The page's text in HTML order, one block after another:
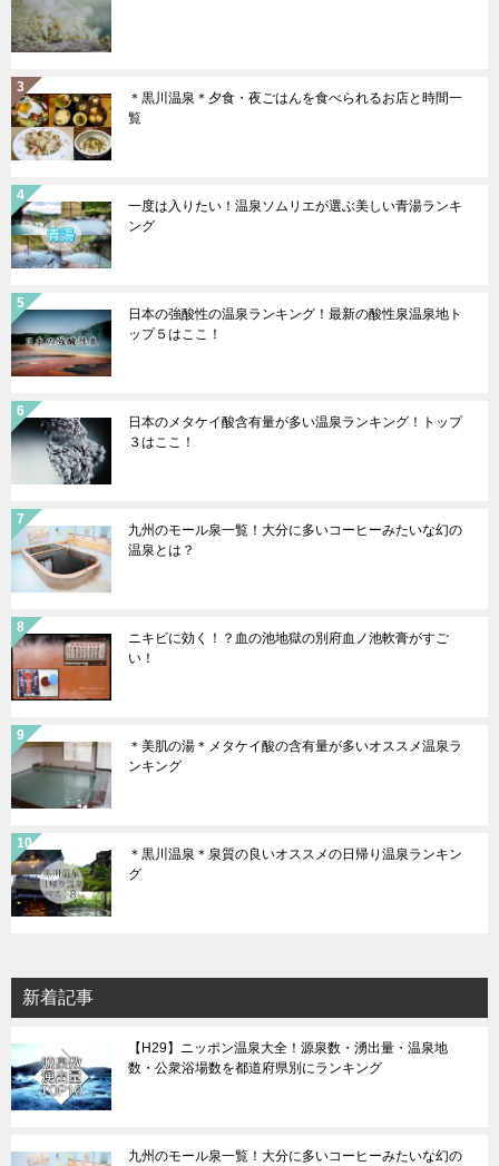
＊黒川温泉＊夕食・夜ごはんを食べられるお店と時間一
覧
一度は入りたい！温泉ソムリエが選ぶ美しい青湯ランキ
ング
日本の強酸性の温泉ランキング！最新の酸性泉温泉地ト
ップ５はここ！
日本のメタケイ酸含有量が多い温泉ランキング！トップ
３はここ！
九州のモール泉一覧！大分に多いコーヒーみたいな幻の
温泉とは？
ニキビに効く！？血の池地獄の別府血ノ池軟膏がすご
い！
＊美肌の湯＊メタケイ酸の含有量が多いオススメ温泉ラ
ンキング
＊黒川温泉＊泉質の良いオススメの日帰り温泉ランキン
グ
新着記事
【H29】ニッポン温泉大全！源泉数・湧出量・温泉地
数・公衆浴場数を都道府県別にランキング
九州のモール泉一覧！大分に多いコーヒーみたいな幻の